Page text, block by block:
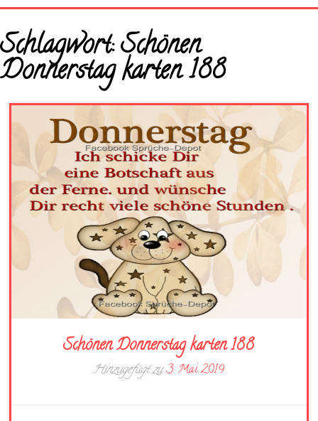
Startseite
Neue Bilder
Schlagwort:Schönen
Donnerstag karten 188
Schönen Donnerstag karten 188
Hinzugefügt zu3. Mai 2019